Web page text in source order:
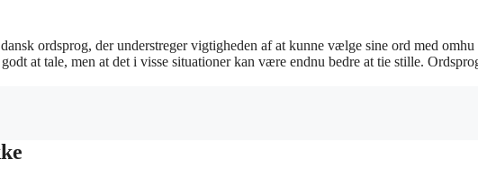
ordsprog, der understreger vigtigheden af at kunne vælge sine ord med omhu
at tale, men at det i visse situationer kan være endnu bedre at tie stille.